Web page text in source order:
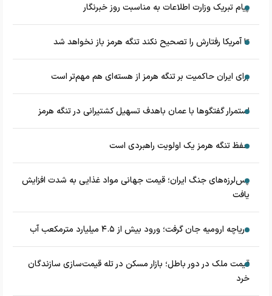
پیام تبریک وزارت اطلاعات به مناسبت روز خبرنگار
تا آمریکا رفتارش را تصحیح نکند تنگه هرمز باز نخواهد شد
برای ایران حاکمیت بر تنگه هرمز از هسته‌ای هم مهم‌تر است
استمرار گفتگوها با عمان باهدف تسهیل کشتیرانی در تنگه هرمز
حفظ تنگه هرمز یک اولویت راهبردی است
پس‌لرزه‌های جنگ ایران؛ قیمت جهانی مواد غذایی به شدت افزایش
یافت
دریاچه ارومیه جان گرفت؛ ورود بیش از ۴.۵ میلیارد مترمکعب آب
قیمت ملک در دور باطل؛ بازار مسکن در تله قیمت‌سازی سازندگان
خرد